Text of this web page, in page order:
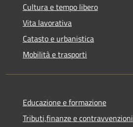
Cultura e tempo libero
Vita lavorativa
Catasto e urbanistica
Mobilità e trasporti
Educazione e formazione
Tributi,finanze e contravvenzioni